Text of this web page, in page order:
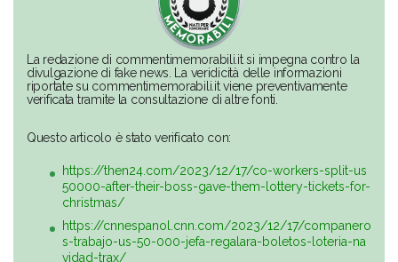
La redazione di commentimemorabili.it si impegna contro la
divulgazione di fake news. La veridicità delle informazioni
riportate su commentimemorabili.it viene preventivamente
verificata tramite la consultazione di altre fonti.
Questo articolo è stato verificato con:
https://then24.com/2023/12/17/co-workers-split-us
50000-after-their-boss-gave-them-lottery-tickets-for-
christmas/
https://cnnespanol.cnn.com/2023/12/17/companero
s-trabajo-us-50-000-jefa-regalara-boletos-loteria-na
vidad-trax/